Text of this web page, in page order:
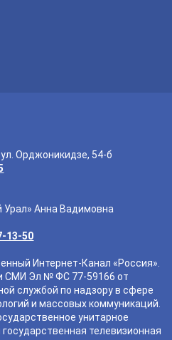
Орджоникидзе, 54-б
Анна Вадимовна
13-50
Интернет-Канал «Россия».
СМИ Эл № ФС 77-59166 от
службой по надзору в сфере
и массовых коммуникаций.
унитарное
телевизионная